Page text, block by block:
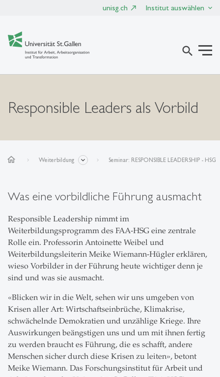
unisg.ch Institut auswählen
search
Responsible Leaders als Vorbild
home Weiterbildung Seminar: RESPONSIBLE LEADERSHIP - HSG
Was eine vorbildliche Führung ausmacht
Responsible Leadership nimmt im
Weiterbildungsprogramm des FAA-HSG eine zentrale
Rolle ein. Professorin Antoinette Weibel und
Weiterbildungsleiterin Meike Wiemann-Hügler erklären,
wieso Vorbilder in der Führung heute wichtiger denn je
sind und was sie ausmacht.
«Blicken wir in die Welt, sehen wir uns umgeben von
Krisen aller Art: Wirtschaftseinbrüche, Klimakrise,
schwächelnde Demokratien und unzählige Kriege. Ihre
Auswirkungen beängstigen uns und um mit ihnen fertig
zu werden braucht es Führung, die es schafft, andere
Menschen sicher durch diese Krisen zu leiten», betont
Meike Wiemann. Das Forschungsinstitut für Arbeit und